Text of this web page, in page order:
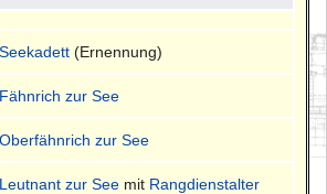
Seekadett (Ernennung)
Fähnrich zur See
Oberfähnrich zur See
Leutnant zur See mit Rangdienstalter